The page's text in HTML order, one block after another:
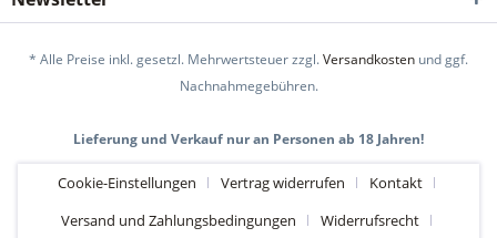
* Alle Preise inkl. gesetzl. Mehrwertsteuer zzgl.Versandkosten und ggf.
Nachnahmegebühren.
Lieferung und Verkauf nur an Personen ab 18 Jahren!
Cookie-Einstellungen Vertrag widerrufen
Kontakt
Versand und Zahlungsbedingungen
Widerrufsrecht